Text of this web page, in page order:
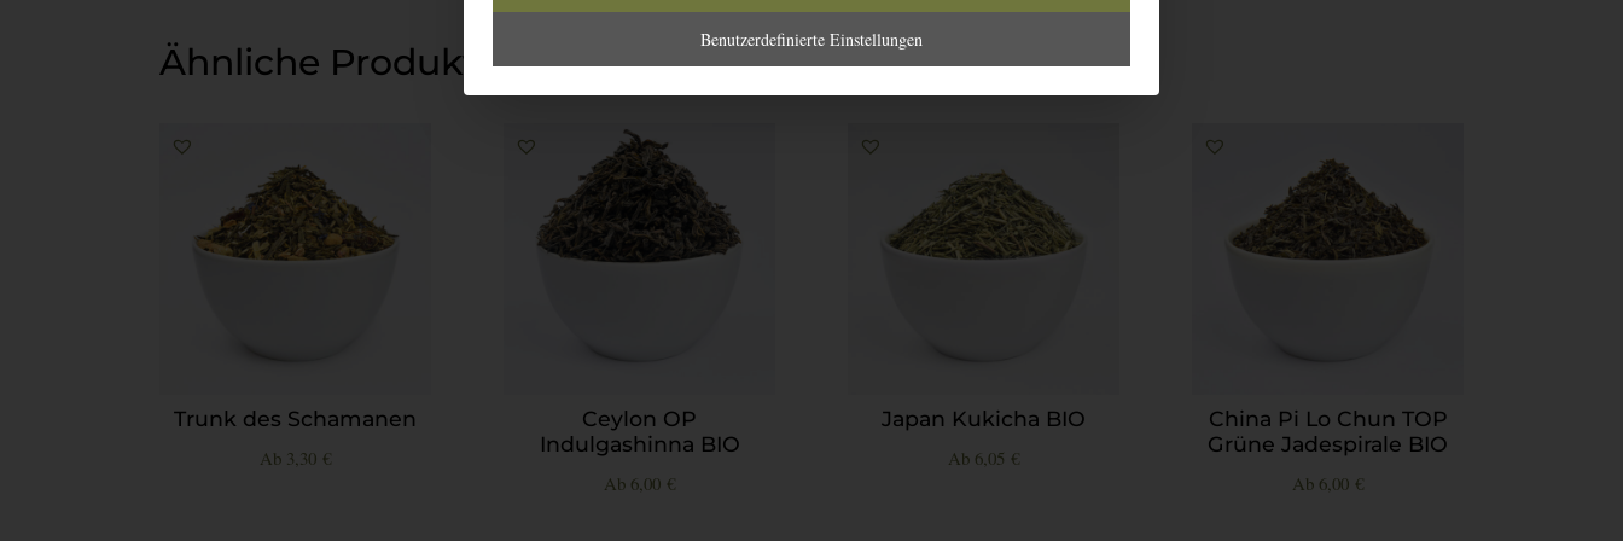
Ähnliche Produkte
Trunk des Schamanen
Ab 3,30 €
Ceylon OP
Indulgashinna BIO
Ab 6,00 €
Japan Kukicha BIO
Ab 6,05 €
China Pi Lo Chun TOP
Grüne Jadespirale BIO
Ab 6,00 €
Benutzerdefinierte Einstellungen